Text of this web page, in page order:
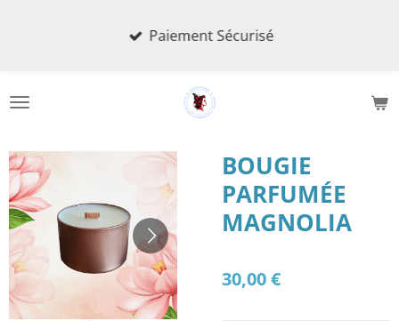
Paiement Sécurisé
BOUGIE
PARFUMÉE
MAGNOLIA
30,00 €